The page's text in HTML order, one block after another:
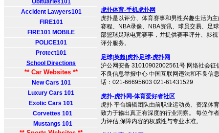
Obituaries101
Accident Lawyers101
FIRE101
FIRE101 MOBILE
POLICE101
Protect101
School Directions
** Car Websites **
New Cars 101
Luxury Cars 101
Exotic Cars 101
Corvettes 101
Mustangs 101
虎扑体育-手机虎扑网
虎扑是以评分、体育赛事和男性兴趣生活为
赛程、NBA录像、NBA资讯、球员交易、足
部篮球足球电竞赛事，并提供赛事评分、影
评分服务。
足球|英超|虎扑足球-虎扑网
沪公网安备 31010902002561号 网络社会征
不良信息举报中心 中国互联网违法和不良信
话：021-66695603 021-61431529
虎扑-虎扑网-体育爱好者社区
虎扑 平台编辑团队由前职业运动员、资深体
致力于输出真正有深度的行业洞察。 每位作
力评估,保障内容的权威性与专业水准。